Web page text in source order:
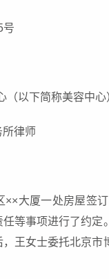
号
以下简称美容中心
律师
××大厦一处房屋签
等事项进行了约
王女士委托北京